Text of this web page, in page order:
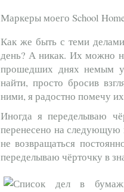
Маркеры моего School
Как же быть с теми
день? А никак. Их можно
прошедших днях немым
найти, просто бросив
ними, я радостно помечу
Иногда я переделываю
перенесено на следующую
не возвращаться
переделываю чёрточку в